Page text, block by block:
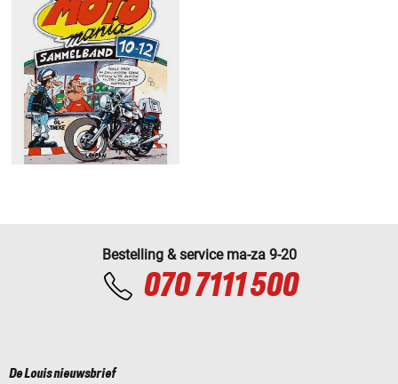
Bestelling & service ma-za 9-20
070 7111 500
De Louis nieuwsbrief